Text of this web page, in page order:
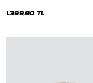
Hoodie
1.399,90 TL